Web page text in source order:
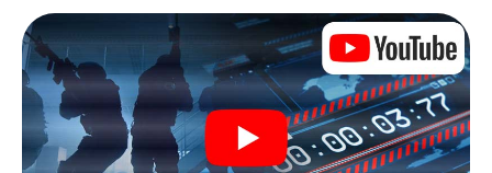
Anders dan in een klassieke escaperoom in Fontenay-
sous-Bois zit je niet opgesloten in een kamer waaruit je
jezelf binnen een bepaald tijdvenster moet bevrijden.
Met deze speurtocht met een smartphone wordt heel
Fontenay-sous-Bois jouw speelveld! De technische
voorwaarden voor jouw avontuur in Fontenay-sous-Bois